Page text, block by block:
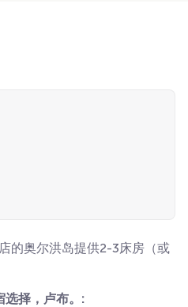
的奥尔洪岛提供2-3床房（或
选择，卢布。: